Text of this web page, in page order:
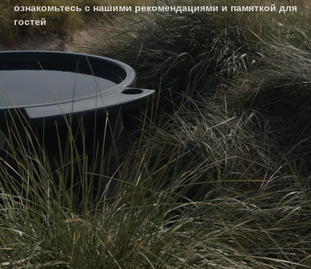
ознакомьтесь с нашими рекомендациями и памяткой для
гостей